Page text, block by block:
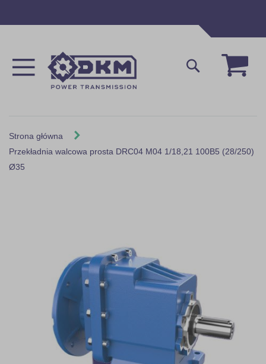
Mój
Szukaj
Strona główna
Przekładnia walcowa prosta DRC04 M04 1/18,21 100B5 (28/250)
Ø35